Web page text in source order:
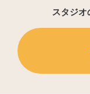
スタジオ